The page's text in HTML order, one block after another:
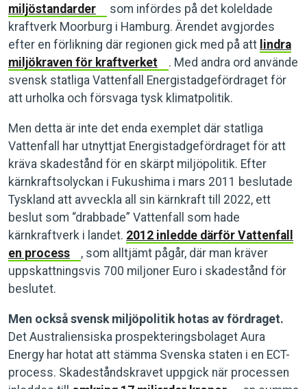
miljöstandarder
som infördes på det koleldade
kraftverk Moorburg i Hamburg. Ärendet avgjordes
efter en förlikning där regionen gick med på att lindra
miljökraven för kraftverket
. Med andra ord använde
svensk statliga Vattenfall Energistadgefördraget för
att urholka och försvaga tysk klimatpolitik.
Men detta är inte det enda exemplet där statliga
Vattenfall har utnyttjat Energistadgefördraget för att
kräva skadestånd för en skärpt miljöpolitik. Efter
kärnkraftsolyckan i Fukushima i mars 2011 beslutade
Tyskland att avveckla all sin kärnkraft till 2022, ett
beslut som “drabbade” Vattenfall som hade
kärnkraftverk i landet. 2012 inledde därför Vattenfall
en process
, som alltjämt pågår, där man kräver
uppskattningsvis 700 miljoner Euro i skadestånd för
beslutet.
Men också svensk miljöpolitik hotas av fördraget.
Det Australiensiska prospekteringsbolaget Aura
Energy har hotat att stämma Svenska staten i en ECT-
process. Skadeståndskravet uppgick när processen